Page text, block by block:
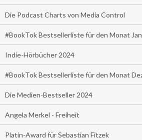
Die Podcast Charts von Media Control
#BookTok Bestsellerliste für den Monat
Indie-Hörbücher 2024
#BookTok Bestsellerliste für den Monat
Die Medien-Bestseller 2024
Angela Merkel - Freiheit
Platin-Award für Sebastian Fitzek